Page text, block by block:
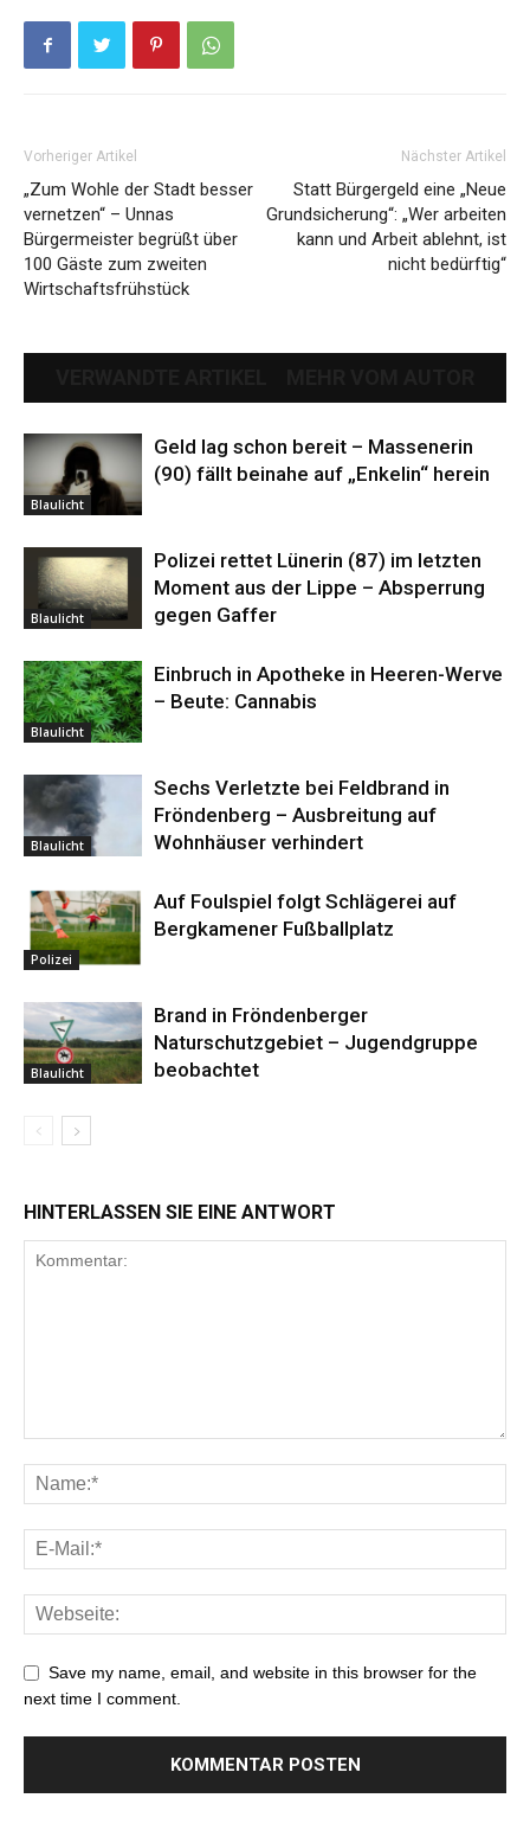
Vorheriger Artikel
„Zum Wohle der Stadt besser
vernetzen“ – Unnas
Bürgermeister begrüßt über
100 Gäste zum zweiten
Wirtschaftsfrühstück
Nächster Artikel
Statt Bürgergeld eine „Neue
Grundsicherung“: „Wer arbeiten
kann und Arbeit ablehnt, ist
nicht bedürftig“
Blaulicht
Geld lag schon bereit – Massenerin
(90) fällt beinahe auf „Enkelin“ herein
Blaulicht
Polizei rettet Lünerin (87) im letzten
Moment aus der Lippe – Absperrung
gegen Gaffer
Blaulicht
Einbruch in Apotheke in Heeren-Werve
– Beute: Cannabis
Blaulicht
Sechs Verletzte bei Feldbrand in
Fröndenberg – Ausbreitung auf
Wohnhäuser verhindert
Polizei
Auf Foulspiel folgt Schlägerei auf
Bergkamener Fußballplatz
Blaulicht
Brand in Fröndenberger
Naturschutzgebiet – Jugendgruppe
beobachtet
HINTERLASSEN SIE EINE ANTWORT
Save my name, email, and website in this browser for the
next time I comment.